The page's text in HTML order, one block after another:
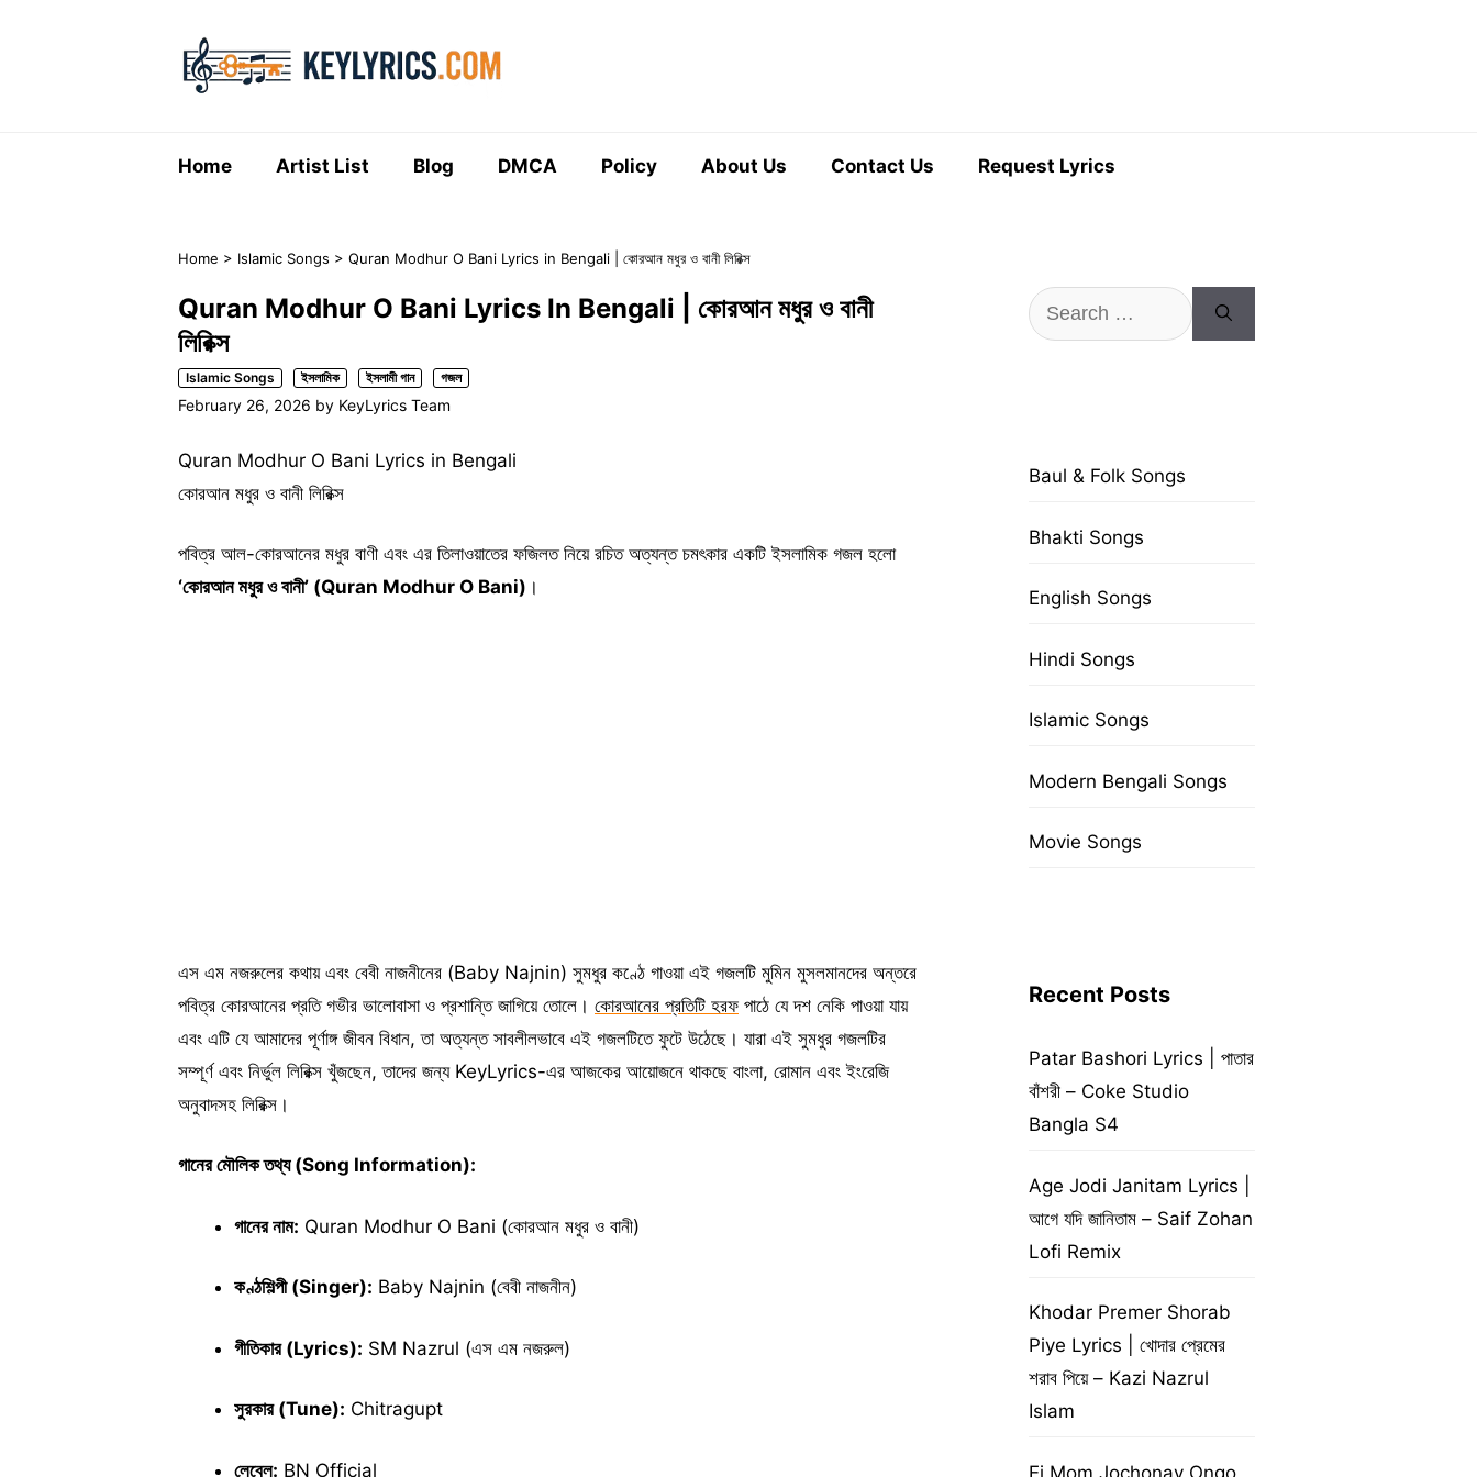
Home Artist List Blog DMCA Policy About Us Contact Us Request Lyrics
Home > Islamic Songs > Quran Modhur O Bani Lyrics in Bengali | কোরআন মধুর ও বানী লিরিক্স
Quran Modhur O Bani Lyrics In Bengali | কোরআন মধুর ও বানী
লিরিক্স
Islamic Songs ইসলামিক ইসলামী গান গজল
February 26, 2026 by KeyLyrics Team
Quran Modhur O Bani Lyrics in Bengali
কোরআন মধুর ও বানী লিরিক্স
পবিত্র আল-কোরআনের মধুর বাণী এবং এর তিলাওয়াতের ফজিলত নিয়ে রচিত অত্যন্ত চমৎকার একটি ইসলামিক গজল হলো
‘কোরআন মধুর ও বানী’ (Quran Modhur O Bani) ।
এস এম নজরুলের কথায় এবং বেবী নাজনীনের (Baby Najnin) সুমধুর কণ্ঠে গাওয়া এই গজলটি মুমিন মুসলমানদের অন্তরে
পবিত্র কোরআনের প্রতি গভীর ভালোবাসা ও প্রশান্তি জাগিয়ে তোলে। কোরআনের প্রতিটি হরফ পাঠে যে দশ নেকি পাওয়া যায়
এবং এটি যে আমাদের পূর্ণাঙ্গ জীবন বিধান, তা অত্যন্ত সাবলীলভাবে এই গজলটিতে ফুটে উঠেছে। যারা এই সুমধুর গজলটির
সম্পূর্ণ এবং নির্ভুল লিরিক্স খুঁজছেন, তাদের জন্য KeyLyrics-এর আজকের আয়োজনে থাকছে বাংলা, রোমান এবং ইংরেজি
অনুবাদসহ লিরিক্স।
গানের মৌলিক তথ্য (Song Information):
গানের নাম: Quran Modhur O Bani (কোরআন মধুর ও বানী)
কণ্ঠশিল্পী (Singer): Baby Najnin (বেবী নাজনীন)
গীতিকার (Lyrics): SM Nazrul (এস এম নজরুল)
সুরকার (Tune): Chitragupt
লেবেল: BN Official
Search
for:
Baul & Folk Songs
Bhakti Songs
English Songs
Hindi Songs
Islamic Songs
Modern Bengali Songs
Movie Songs
Recent Posts
Patar Bashori Lyrics | পাতার
বাঁশরী – Coke Studio
Bangla S4
Age Jodi Janitam Lyrics |
আগে যদি জানিতাম – Saif Zohan
Lofi Remix
Khodar Premer Shorab
Piye Lyrics | খোদার প্রেমের
শরাব পিয়ে – Kazi Nazrul
Islam
Ei Mom Jochonay Ongo